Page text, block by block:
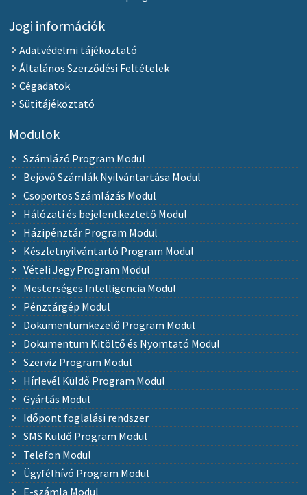
Jogi információk
Adatvédelmi tájékoztató
Általános Szerződési Feltételek
Cégadatok
Sütitájékoztató
Modulok
Számlázó Program Modul
Bejövő Számlák Nyilvántartása Modul
Csoportos Számlázás Modul
Hálózati és bejelentkeztető Modul
Házipénztár Program Modul
Készletnyilvántartó Program Modul
Vételi Jegy Program Modul
Mesterséges Intelligencia Modul
Pénztárgép Modul
Dokumentumkezelő Program Modul
Dokumentum Kitöltő és Nyomtató Modul
Szerviz Program Modul
Hírlevél Küldő Program Modul
Gyártás Modul
Időpont foglalási rendszer
SMS Küldő Program Modul
Telefon Modul
Ügyfélhívó Program Modul
E-számla Modul